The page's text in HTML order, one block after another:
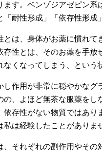
ます。ベンゾジアゼピン系
「耐性形成」「依存性形成
とは、身体がお薬に慣れて
存性とは、そのお薬を手放
なくなってしまう、という
し作用が非常に穏やかな
の、よほど無茶な服薬を
依存性がない物質ではあり
私は経験したことがありま
、それぞれの副作用やその